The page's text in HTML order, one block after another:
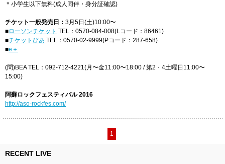
＊小学生以下無料(成人同伴・身分証確認)
チケット一般発売日： 3月5日(土)10:00〜
■ローソンチケット TEL：0570-084-008(Lコード：86461)
■チケットぴあ TEL：0570-02-9999(Pコード：287-658)
■e＋
(問)BEA TEL：092-712-4221(月〜金11:00〜18:00 / 第2・4土曜日11:00〜
15:00)
阿蘇ロックフェスティバル 2016
http://aso-rockfes.com/
1
RECENT LIVE